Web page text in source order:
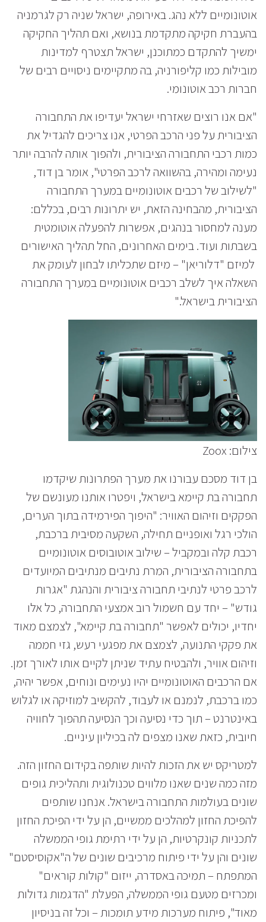
אוטונומיים ללא נהג. באירופה, ישראל שניה רק לגרמניה
בהעברת חקיקה מתקדמת בנושא, ואם תהליך החקיקה
ימשיך להתקדם כמתוכנן, ישראל תצטרף למדינות
מובילות כמו קליפורניה, בה מתקיימים ניסויים רבים של
חברות רכב אוטונומי.
"אם אנו רוצים שאזרחי ישראל יעדיפו את התחבורה
הציבורית על פני הרכב הפרטי, אנו צריכים להגדיל את
כמות רכבי התחבורה הציבורית, ולהפוך אותה להרבה יותר
נעימה ומהירה, בהשוואה לרכב הפרטי", אומר בן דוד,
"לשילוב של רכבים אוטונומיים במערך התחבורה
הציבורית, מהבחינה הזאת, יש יתרונות רבים, בכללם:
מענה למחסור בנהגים, אפשרות להפעלה אוטומטית
בשבתות ועוד. בימים האחרונים, החל תהליך האישורים
למיזם "דלוריאן" – מיזם שתכליתו לבחון לעומק את
השאלה איך לשלב רכבים אוטונומיים במערך התחבורה
הציבורית בישראל."
צילום: Zoox
בן דוד מסכם עבורנו את מערך הפתרונות שיקדמו
תחבורה בת קיימא בישראל, ויפטרו אותנו מעונשם של
הפקקים וזיהום האוויר: "היפוך הפירמידה בתוך הערים,
הולכי רגל ואופניים תחילה, השקעה מסיבית ברכבת,
רכבת קלה ובמקביל – שילוב אוטובוסים אוטונומיים
בתחבורה הציבורית, המרת נתיבים מנתיבים המיועדים
לרכב פרטי לנתיבי תחבורה ציבורית והנהגת "אגרות
גודש" – יחד עם חשמול רוב אמצעי התחבורה, כל אלו
יחדיו, יכולים לאפשר "תחבורה בת קיימא", לצמצם מאוד
את פקקי התנועה, לצמצם את מפגעי רעש, גזי חממה
וזיהום אוויר, ולהבטיח עתיד שניתן לקיים אותו לאורך זמן.
אם הרכבים האוטונומיים יהיו נעימים ונוחים, אפשר יהיה,
כמו ברכבת, לנמנם או לעבוד, להקשיב למוזיקה או לגלוש
באינטרנט – תוך כדי נסיעה וכך הנסיעה תהפוך לחוויה
חיובית, כזאת שאנו מצפים לה בכיליון עיניים.
למטריקס יש את הזכות להיות שותפה בקידום החזון הזה.
מזה כמה שנים שאנו מלווים טכנולוגית ותהליכית גופים
שונים בעולמות התחבורה בישראל. אנחנו שותפים
להפיכת החזון למהלכים ממשיים, הן על ידי הפיכת החזון
לתכניות קונקרטיות, הן על ידי רתימת גופי הממשלה
שונים והן על ידי פיתוח מרכיבים שונים של ה"אקוסיסטם"
המתפתח – תמיכה באסדרה, ייזום "קולות קוראים"
ומכרזים מטעם גופי הממשלה, הפעלת "הדגמות גדולות
מאוד", פיתוח מערכות מידע תומכות – וכל זה בניסיון